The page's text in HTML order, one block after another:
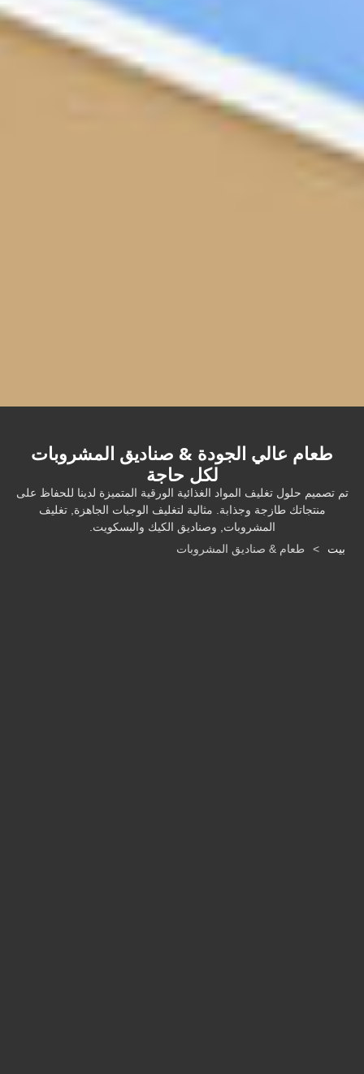
طعام عالي الجودة & صناديق المشروبات
لكل حاجة
حلول تغليف المواد الغذائية الورقية المتميزة لدينا للحفاظ على
منتجاتك طازجة وجذابة. مثالية لتغليف الوجبات الجاهزة, تغليف
المشروبات, وصناديق الكيك والبسكويت.
> طعام & صناديق المشروبات